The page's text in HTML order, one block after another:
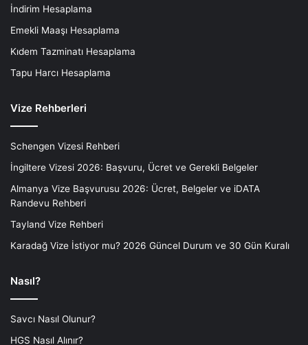
İndirim Hesaplama
Emekli Maaşı Hesaplama
Kıdem Tazminatı Hesaplama
Tapu Harcı Hesaplama
Vize Rehberleri
Schengen Vizesi Rehberi
İngiltere Vizesi 2026: Başvuru, Ücret ve Gerekli Belgeler
Almanya Vize Başvurusu 2026: Ücret, Belgeler ve iDATA
Randevu Rehberi
Tayland Vize Rehberi
Karadağ Vize İstiyor mu? 2026 Güncel Durum ve 30 Gün Kuralı
Nasıl?
Savcı Nasıl Olunur?
HGS Nasıl Alınır?